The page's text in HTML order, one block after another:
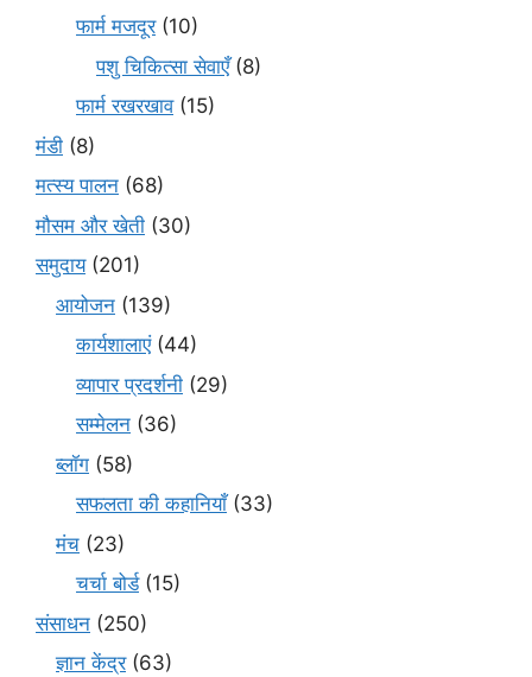
फार्म मजदूर(10)
पशु चिकित्सा सेवाएँ(8)
फार्म रखरखाव(15)
मंडी (8)
मत्स्य पालन (68)
मौसम और खेती (30)
समुदाय(201)
आयोजन (139)
कार्यशालाएं(44)
व्यापार प्रदर्शनी (29)
सम्मेलन (36)
ब्लॉग (58)
सफलता की कहानियाँ(33)
मंच (23)
चर्चा बोर्ड(15)
संसाधन (250)
ज्ञान केंद्र(63)